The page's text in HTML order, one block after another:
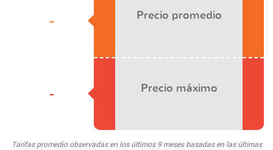
-
-
Precio promedio
Precio máximo
Tarifas promedio observadas en los últimos 9 meses basadas en las últimas